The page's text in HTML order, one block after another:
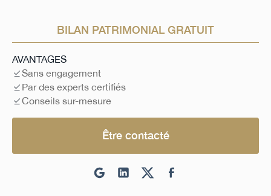
BILAN PATRIMONIAL GRATUIT
AVANTAGES
Sans engagement
Par des experts certifiés
Conseils sur-mesure
Être contacté